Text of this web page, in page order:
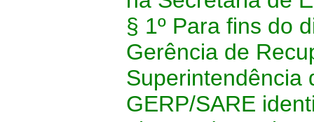
§ 1º Para fins do
Gerência de
Superintendência
GERP/SARE